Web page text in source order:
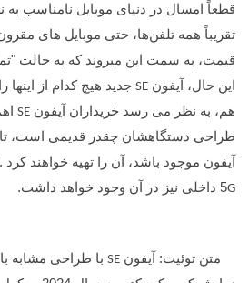
قطعاً امسال در دنیای موبایل نامناسب به
تقریباً همه تلفن‌ها، حتی موبایل های
قیمت، به سمت این میروند که به حالت
این حال، آیفون SE جدید هیچ کدام از اینها
هم، به نظر می رسد خریداران آیفون SE
طراحی دستگاهشان چقدر قدیمی است، تا
آیفون موجود باشد، آن را تهیه خواهند کرد
5G داخلی نیز در آن وجود خواهد داشت.
متن توئیت: آیفون SE با طراحی مشابه با